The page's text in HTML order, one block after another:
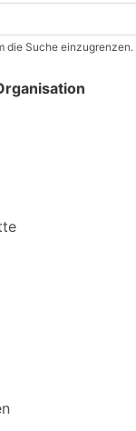
die Suche einzugrenzen.